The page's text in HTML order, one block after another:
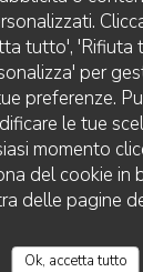
tutto', 'Rifiuta
per
preferenze.
le tue
momento
del cookie in
delle pagine
Ok, accetta tutto
et vifs, un
- Ospiti 3
: 4/5 Cucina: 5/